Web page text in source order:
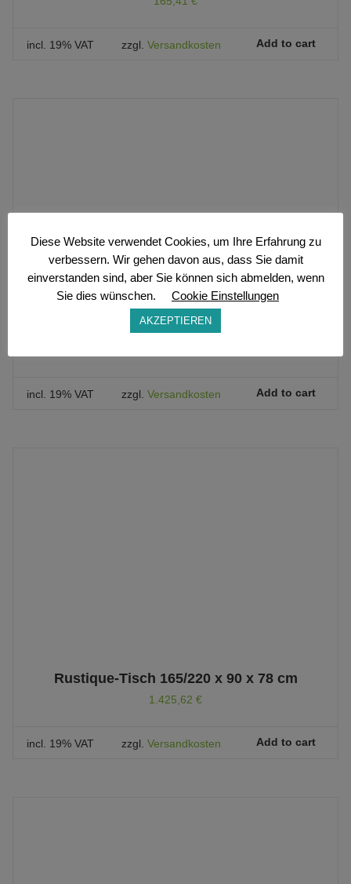
incl. 19% VAT zzgl. Versandkosten Add to cart
Rustique-Tisch 165 x 90 x 78 cm
incl. 19% VAT zzgl. Versandkosten Add to cart
Rustique-Tisch 165/220 x 90 x 78 cm
1.425,62 €
incl. 19% VAT zzgl. Versandkosten Add to cart
Diese Website verwendet Cookies, um Ihre Erfahrung zu
verbessern. Wir gehen davon aus, dass Sie damit
einverstanden sind, aber Sie können sich abmelden, wenn
Sie dies wünschen.
Cookie Einstellungen
AKZEPTIEREN